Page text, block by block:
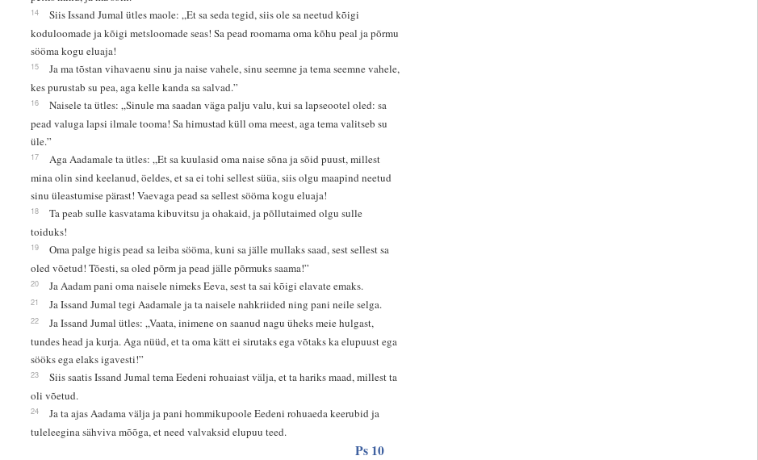
14
Siis Issand Jumal ütles maole: „Et sa seda tegid, siis ole sa neetud kõigi
koduloomade ja kõigi metsloomade seas! Sa pead roomama oma kõhu peal ja põrmu
sööma kogu eluaja!
15
Ja ma tõstan vihavaenu sinu ja naise vahele, sinu seemne ja tema seemne vahele,
kes purustab su pea, aga kelle kanda sa salvad.”
16
Naisele ta ütles: „Sinule ma saadan väga palju valu, kui sa lapseootel oled: sa
pead valuga lapsi ilmale tooma! Sa himustad küll oma meest, aga tema valitseb su
üle.”
17
Aga Aadamale ta ütles: „Et sa kuulasid oma naise sõna ja sõid puust, millest
mina olin sind keelanud, öeldes, et sa ei tohi sellest süüa, siis olgu maapind neetud
sinu üleastumise pärast! Vaevaga pead sa sellest sööma kogu eluaja!
18
Ta peab sulle kasvatama kibuvitsu ja ohakaid, ja põllutaimed olgu sulle
toiduks!
19
Oma palge higis pead sa leiba sööma, kuni sa jälle mullaks saad, sest sellest sa
oled võetud! Tõesti, sa oled põrm ja pead jälle põrmuks saama!”
20 Ja Aadam pani oma naisele nimeks Eeva, sest ta sai kõigi elavate emaks.
21 Ja Issand Jumal tegi Aadamale ja ta naisele nahkriided ning pani neile selga.
22
Ja Issand Jumal ütles: „Vaata, inimene on saanud nagu üheks meie hulgast,
tundes head ja kurja. Aga nüüd, et ta oma kätt ei sirutaks ega võtaks ka elupuust ega
sööks ega elaks igavesti!”
23
Siis saatis Issand Jumal tema Eedeni rohuaiast välja, et ta hariks maad, millest ta
oli võetud.
24
Ja ta ajas Aadama välja ja pani hommikupoole Eedeni rohuaeda keerubid ja
tuleleegina sähviva mõõga, et need valvaksid elupuu teed.
Ps 10